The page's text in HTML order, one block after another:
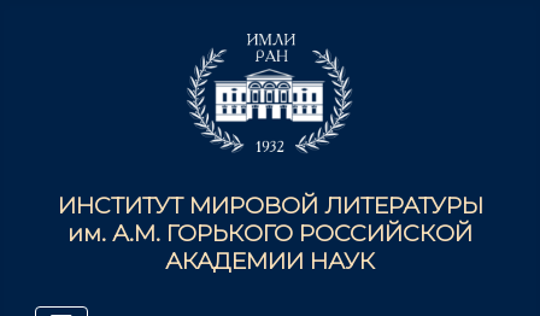
ИНСТИТУТ МИРОВОЙ ЛИТЕРАТУРЫ
им. А.М. ГОРЬКОГО РОССИЙСКОЙ
АКАДЕМИИ НАУК